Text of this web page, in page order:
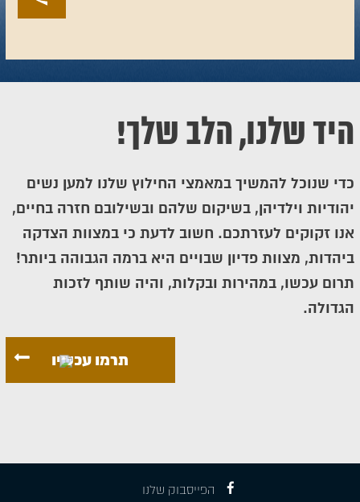
היד שלנו, הלב שלך!
כדי שנוכל להמשיך במאמצי החילוץ שלנו למען נשים
יהודיות וילדיהן, בשיקום שלהם ובשילובם חזרה בחיים,
אנו זקוקים לעזרתכם. חשוב לדעת כי במצוות הצדקה
ביהדות, מצוות פדיון שבויים היא ברמה הגבוהה ביותר!
תרום עכשו, במהירות ובקלות, והיה שותף לזכות
הגדולה.
תרמו עכשיו
הפייסבוק שלנו